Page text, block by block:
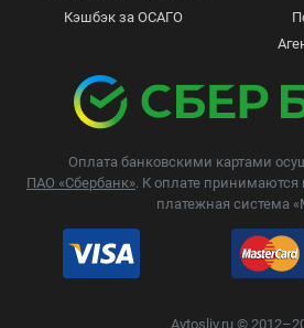
Кэшбэк за ОСАГО
Оплата банковскими картами
ПАО «Сбербанк». К оплате принимаются
платежная система
Avtosliv.ru ©